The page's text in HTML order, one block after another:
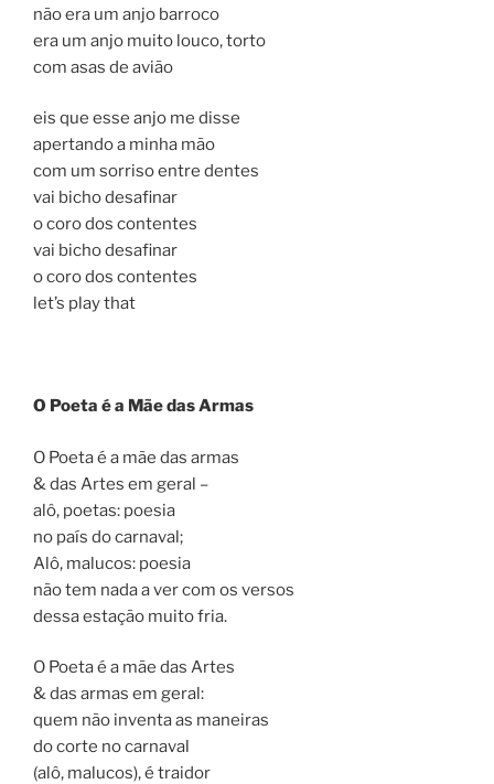
não era um anjo barroco
era um anjo muito louco, torto
com asas de avião
eis que esse anjo me disse
apertando a minha mão
com um sorriso entre dentes
vai bicho desafinar
o coro dos contentes
vai bicho desafinar
o coro dos contentes
let’s play that
O Poeta é a Mãe das Armas
O Poeta é a mãe das armas
& das Artes em geral –
alô, poetas: poesia
no país do carnaval;
Alô, malucos: poesia
não tem nada a ver com os versos
dessa estação muito fria.
O Poeta é a mãe das Artes
& das armas em geral:
quem não inventa as maneiras
do corte no carnaval
(alô, malucos), é traidor